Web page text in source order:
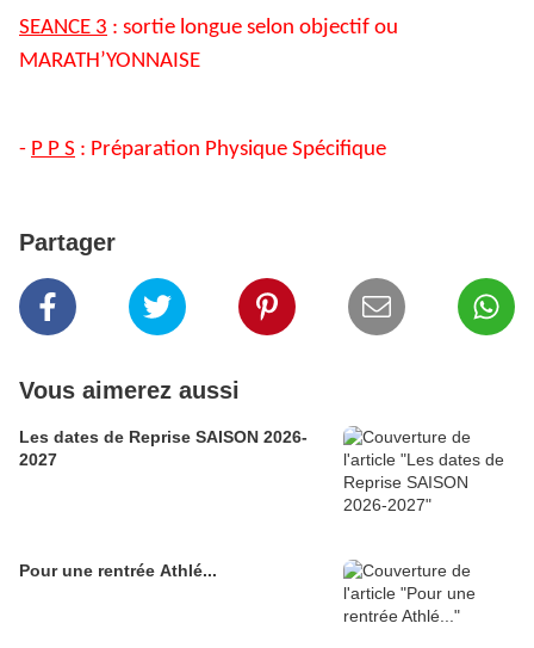
SEANCE 3 : sortie longue selon objectif ou
MARATH’YONNAISE
- P P S : Préparation Physique Spécifique
Partager
Vous aimerez aussi
Les dates de Reprise SAISON 2026-
2027
Pour une rentrée Athlé...